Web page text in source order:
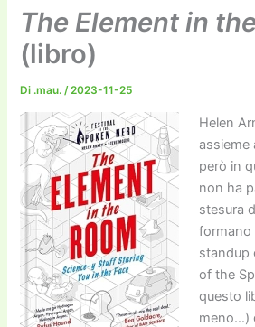
The Element in
(libro)
Di .mau./2023-11-25
Helen
assieme
però in
non ha
stesura
formano
standup
of the
questo
meno…)